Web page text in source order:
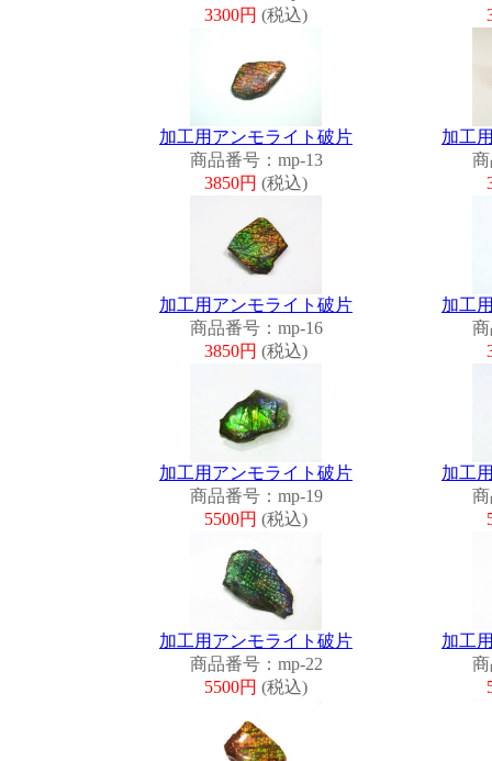
3300円 (税込)
加工用アンモライト破片
商品番号：mp-13
3850円 (税込)
加工
加工用アンモライト破片
商品番号：mp-16
3850円 (税込)
加工
加工用アンモライト破片
商品番号：mp-19
5500円 (税込)
加工
加工用アンモライト破片
商品番号：mp-22
5500円 (税込)
加工